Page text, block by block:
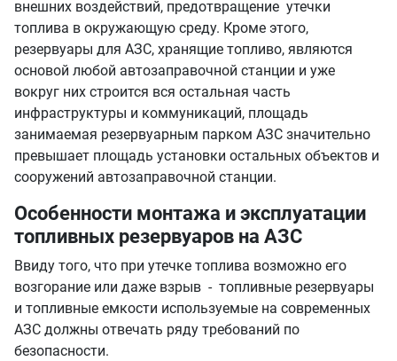
внешних воздействий, предотвращение утечки
топлива в окружающую среду. Кроме этого,
резервуары для АЗС, хранящие топливо, являются
основой любой автозаправочной станции и уже
вокруг них строится вся остальная часть
инфраструктуры и коммуникаций, площадь
занимаемая резервуарным парком АЗС значительно
превышает площадь установки остальных объектов и
сооружений автозаправочной станции.
Особенности монтажа и эксплуатации
топливных резервуаров на АЗС
Ввиду того, что при утечке топлива возможно его
возгорание или даже взрыв - топливные резервуары
и топливные емкости используемые на современных
АЗС должны отвечать ряду требований по
безопасности.